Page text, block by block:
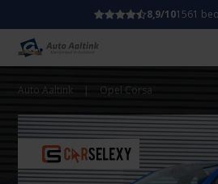
8,9/101561
Auto Aaltink | Opel Corsa